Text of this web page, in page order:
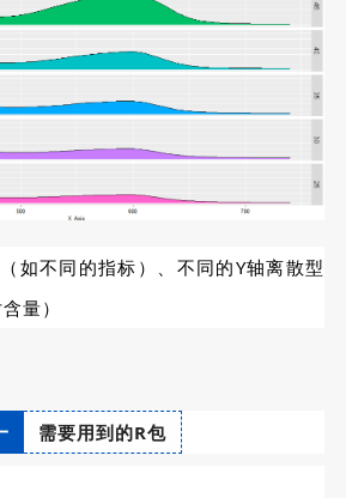
如不同的指标）、不同的Y轴离散型
量）
需要用到的R包